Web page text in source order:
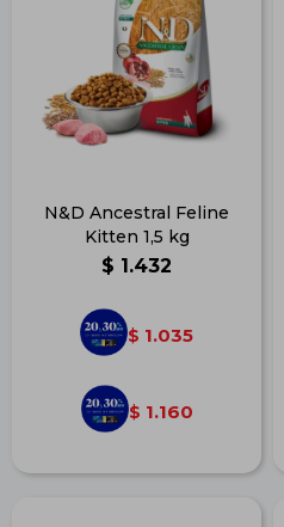
N&D Ancestral Feline
Kitten 1,5 kg
$ 1.432
$ 1.035
$ 1.160